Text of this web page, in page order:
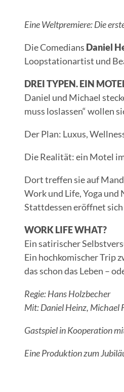
Eine Weltpremiere: Die
Die Comedians Daniel
Loopstationartist und
DREI TYPEN. EIN
Daniel und Michael
muss loslassen“ wollen
Der Plan: Luxus,
Die Realität: ein Motel
Dort treffen sie auf
Work und Life, Yoga
Stattdessen eröffnet
WORK LIFE WHAT?
Ein satirischer
Ein hochkomischer Trip
das schon das Leben –
Regie: Hans Holzbecher
Mit: Daniel Heinz, Michael
Gastspiel in Kooperation
Eine Produktion zum